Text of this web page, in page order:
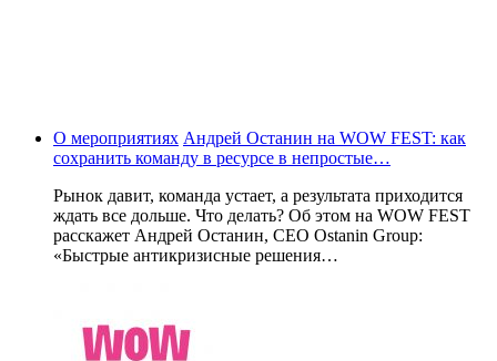
О мероприятиях Андрей Останин на WOW FEST: как
сохранить команду в ресурсе в непростые…
Рынок давит, команда устает, а результата приходится
ждать все дольше. Что делать? Об этом на WOW FEST
расскажет Андрей Останин, CEO Ostanin Group:
«Быстрые антикризисные решения…